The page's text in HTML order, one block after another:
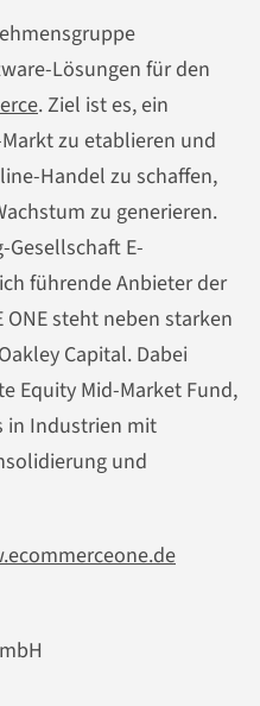
Lösungen für den
. Ziel ist es, ein
zu etablieren und
Handel zu schaffen,
zu generieren.
E-
führende Anbieter der
ONE steht neben starken
Capital. Dabei
Equity Mid-Market Fund,
in Industrien mit
und